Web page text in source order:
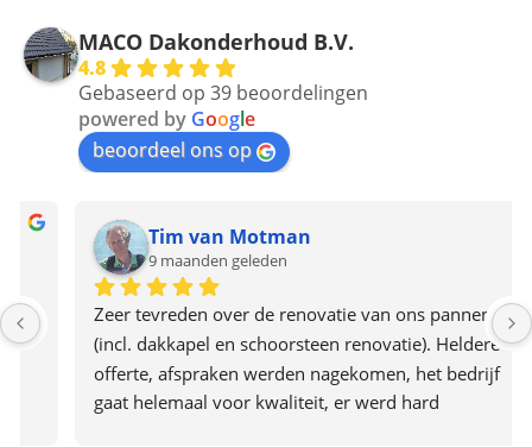
MACO Dakonderhoud B.V.
4.8
Gebaseerd op 39 beoordelingen
powered by Google
beoordeel ons op
Tim van Motman
9 maanden geleden
Zeer tevreden over de renovatie van ons pannendak
(incl. dakkapel en schoorsteen renovatie). Heldere
offerte, afspraken werden nagekomen, het bedrijf
gaat helemaal voor kwaliteit, er werd hard